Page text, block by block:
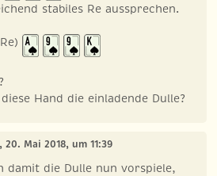
stabiles Re aussprechen.
Hand die einladende Dulle?
, 20. Mai 2018, um 11:39
damit die Dulle nun vorspiele,